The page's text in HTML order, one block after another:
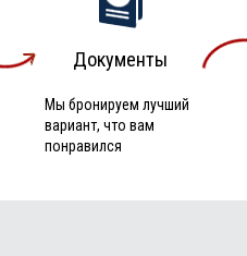
Документы
Мы бронируем лучший
вариант, что вам
понравился